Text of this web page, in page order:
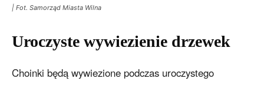
| Fot. Samorząd Miasta Wilna
Uroczyste wywiezienie drzewek
Choinki będą wywiezione podczas uroczystego